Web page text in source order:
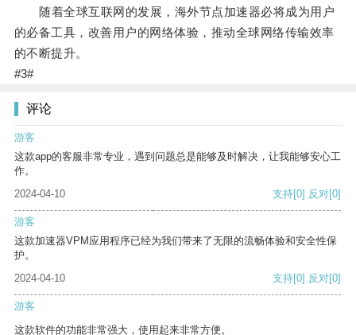
随着全球互联网的发展，海外节点加速器必将成为用户
的必备工具，改善用户的网络体验，推动全球网络传输效率
的不断提升。
#3#
评论
游客
这款app的客服非常专业，遇到问题总是能够及时解决，让我能够安心工
作。
2024-04-10
支持[0] 反对[0]
游客
这款加速器VPM应用程序已经为我们带来了无限的流畅体验和安全性保
护。
2024-04-10
支持[0] 反对[0]
游客
这款软件的功能非常强大，使用起来非常方便。